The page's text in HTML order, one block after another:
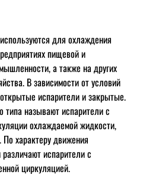
для охлаждения
пищевой и
а также на других
В зависимости от условий
испарители и закрытые.
типа называют испарители с
охлаждаемой жидкости,
характеру движения
испарители с
циркуляцией.